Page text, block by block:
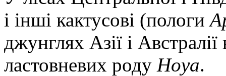
і інші кактусові (пологи
джунглях Азії і
ластовневих роду Hoya.